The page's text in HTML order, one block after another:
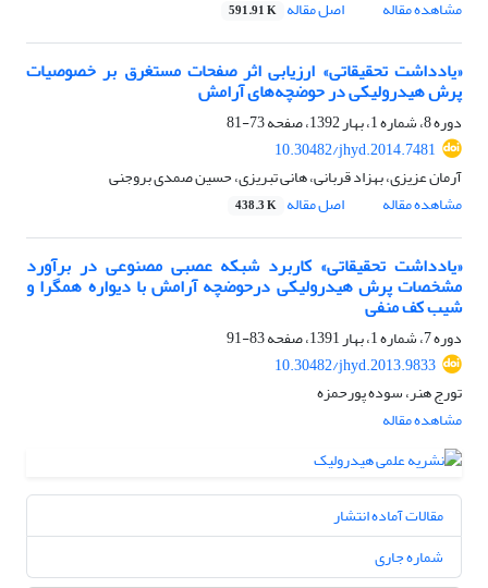
مشاهده مقاله اصل مقاله 591.91 K
«یادداشت تحقیقاتی» ارزیابی اثر صفحات مستغرق بر خصوصیات
پرش هیدرولیکی در حوضچه‌های آرامش
دوره 8، شماره 1، بهار 1392، صفحه
73-81
10.30482/jhyd.2014.7481
آرمان عزیزی، بهزاد قربانی، هانی تبریزی، حسین صمدی بروجنی
مشاهده مقاله
اصل مقاله 438.3 K
«یادداشت تحقیقاتی» کاربرد شبکه عصبی مصنوعی در برآورد
مشخصات پرش هیدرولیکی درحوضچه آرامش با دیواره همگرا و
شیب کف منفی
دوره 7، شماره 1، بهار 1391، صفحه
83-91
10.30482/jhyd.2013.9833
تورج هنر، سوده پورحمزه
مشاهده مقاله
مقالات آماده انتشار
شماره جاری